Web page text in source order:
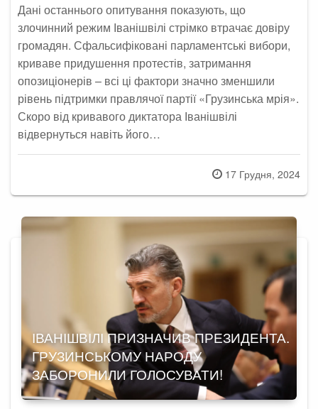
Дані останнього опитування показують, що
злочинний режим Іванішвілі стрімко втрачає довіру
громадян. Сфальсифіковані парламентські вибори,
криваве придушення протестів, затримання
опозиціонерів – всі ці фактори значно зменшили
рівень підтримки правлячої партії «Грузинська мрія».
Скоро від кривавого диктатора Іванішвілі
відвернуться навіть його…
Posted
on
17 Грудня, 2024
ІВАНІШВІЛІ ПРИЗНАЧИВ ПРЕЗИДЕНТА.
ГРУЗИНСЬКОМУ НАРОДУ
ЗАБОРОНИЛИ ГОЛОСУВАТИ!